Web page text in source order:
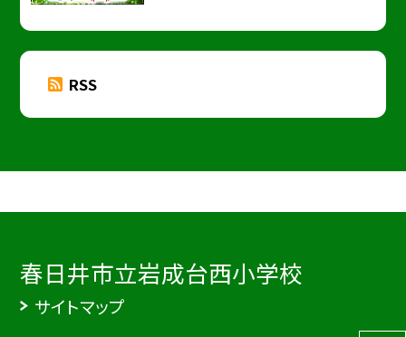
RSS
春日井市立岩成台西小学校
サイトマップ